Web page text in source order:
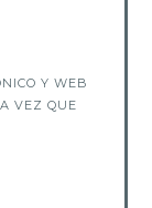
Y WEB
VEZ QUE